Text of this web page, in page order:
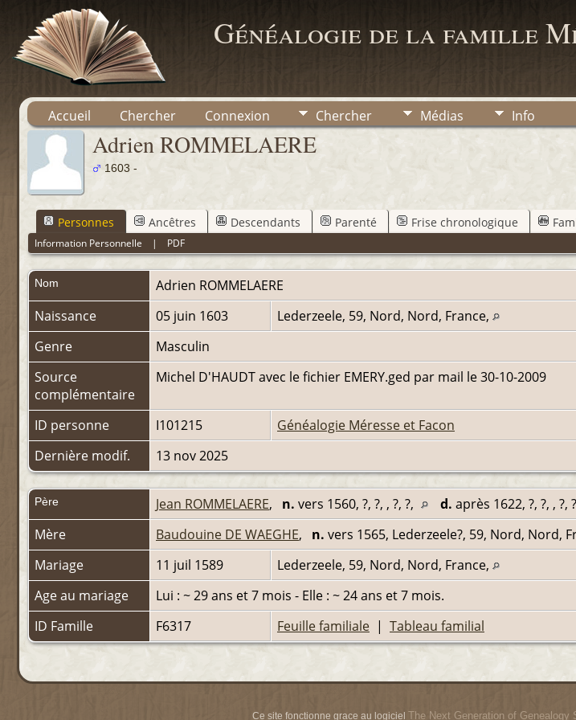
Généalogie de la famille
Accueil Chercher Connexion Chercher Médias Info
Adrien ROMMELAERE
1603 -
Personnes Ancêtres Descendants Parenté Frise chronologique
Information Personnelle | PDF
Nom Adrien ROMMELAERE
Naissance
05 juin 1603
Lederzeele, 59, Nord, Nord, France,
Genre
Masculin
Source
complémentaire
Michel D'HAUDT avec le fichier EMERY.ged par mail le 30-10-2009
ID personne I101215
Généalogie Méresse et Facon
Dernière modif.
13 nov 2025
Père Jean ROMMELAERE, n. vers 1560, ?, ?, , ?, ?, d. après 1622, ?, ?, , ?,
Mère
Baudouine DE WAEGHE, n. vers 1565, Lederzeele?, 59, Nord, Nord,
Mariage
11 juil 1589
Lederzeele, 59, Nord, Nord, France,
Age au mariage
Lui : ~ 29 ans et 7 mois - Elle : ~ 24 ans et 7 mois.
ID Famille
F6317 Feuille familiale | Tableau familial
Ce site fonctionne grace au logiciel The Next Generation of Genealogy